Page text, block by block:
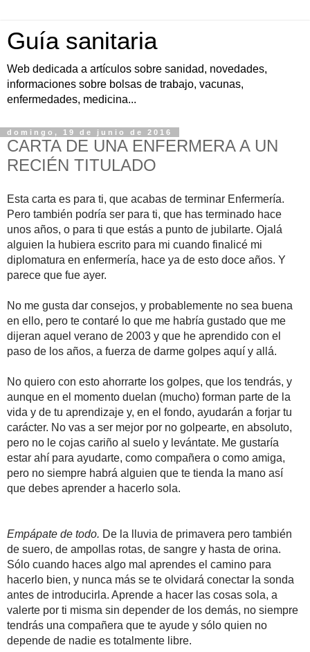
Guía sanitaria
Web dedicada a artículos sobre sanidad, novedades,
informaciones sobre bolsas de trabajo, vacunas,
enfermedades, medicina...
domingo, 19 de junio de 2016
CARTA DE UNA ENFERMERA A UN
RECIÉN TITULADO
Esta carta es para ti, que acabas de terminar Enfermería.
Pero también podría ser para ti, que has terminado hace
unos años, o para ti que estás a punto de jubilarte. Ojalá
alguien la hubiera escrito para mi cuando finalicé mi
diplomatura en enfermería, hace ya de esto doce años. Y
parece que fue ayer.
No me gusta dar consejos, y probablemente no sea buena
en ello, pero te contaré lo que me habría gustado que me
dijeran aquel verano de 2003 y que he aprendido con el
paso de los años, a fuerza de darme golpes aquí y allá.
No quiero con esto ahorrarte los golpes, que los tendrás, y
aunque en el momento duelan (mucho) forman parte de la
vida y de tu aprendizaje y, en el fondo, ayudarán a forjar tu
carácter. No vas a ser mejor por no golpearte, en absoluto,
pero no le cojas cariño al suelo y levántate. Me gustaría
estar ahí para ayudarte, como compañera o como amiga,
pero no siempre habrá alguien que te tienda la mano así
que debes aprender a hacerlo sola.
Empápate de todo. De la lluvia de primavera pero también
de suero, de ampollas rotas, de sangre y hasta de orina.
Sólo cuando haces algo mal aprendes el camino para
hacerlo bien, y nunca más se te olvidará conectar la sonda
antes de introducirla. Aprende a hacer las cosas sola, a
valerte por ti misma sin depender de los demás, no siempre
tendrás una compañera que te ayude y sólo quien no
depende de nadie es totalmente libre.